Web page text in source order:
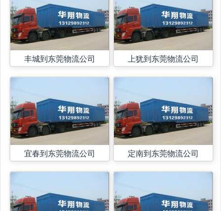
丰城到东莞物流公司
宜春到东莞物流公司
上犹到东莞物流公司
定南到东莞物流公司